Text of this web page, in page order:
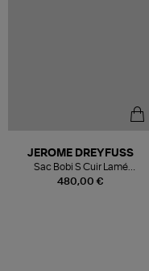
480,00 €
JEROME DREYFUSS
Sac Bobi S Cuir Lamé
Champagne